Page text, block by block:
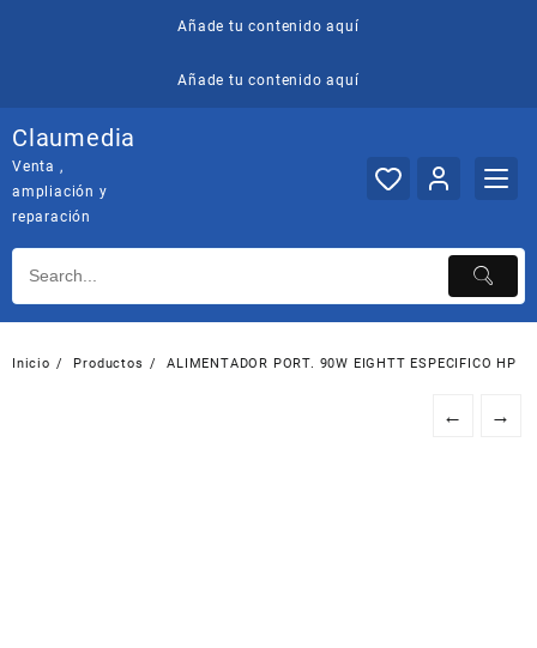
Añade tu contenido aquí
Añade tu contenido aquí
Claumedia
Venta ,
ampliación y
reparación
Inicio Productos ALIMENTADOR PORT. 90W EIGHTT ESPECIFICO HP
← →